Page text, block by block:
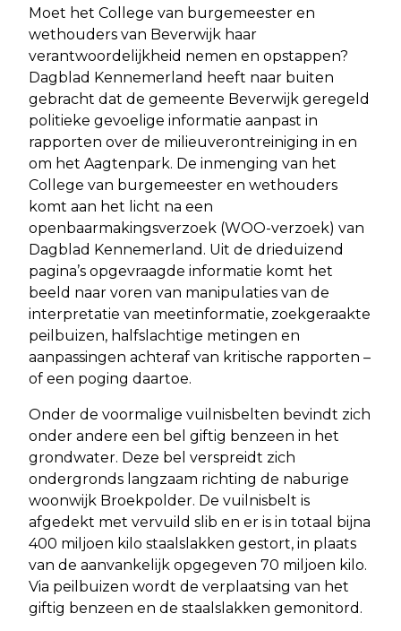
Moet het College van burgemeester en
wethouders van Beverwijk haar
verantwoordelijkheid nemen en opstappen?
Dagblad Kennemerland heeft naar buiten
gebracht dat de gemeente Beverwijk geregeld
politieke gevoelige informatie aanpast in
rapporten over de milieuverontreiniging in en
om het Aagtenpark. De inmenging van het
College van burgemeester en wethouders
komt aan het licht na een
openbaarmakingsverzoek (WOO-verzoek) van
Dagblad Kennemerland. Uit de drieduizend
pagina’s opgevraagde informatie komt het
beeld naar voren van manipulaties van de
interpretatie van meetinformatie, zoekgeraakte
peilbuizen, halfslachtige metingen en
aanpassingen achteraf van kritische rapporten –
of een poging daartoe.
Onder de voormalige vuilnisbelten bevindt zich
onder andere een bel giftig benzeen in het
grondwater. Deze bel verspreidt zich
ondergronds langzaam richting de naburige
woonwijk Broekpolder. De vuilnisbelt is
afgedekt met vervuild slib en er is in totaal bijna
400 miljoen kilo staalslakken gestort, in plaats
van de aanvankelijk opgegeven 70 miljoen kilo.
Via peilbuizen wordt de verplaatsing van het
giftig benzeen en de staalslakken gemonitord.